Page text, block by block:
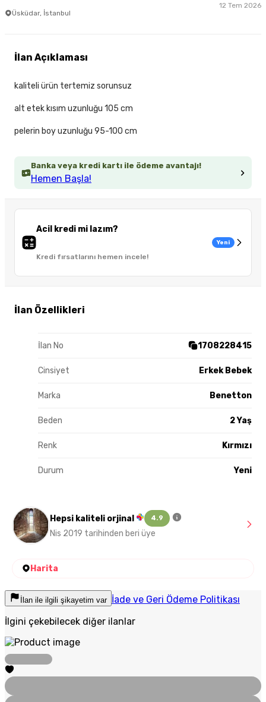
Üsküdar, İstanbul
12 Tem 2026
Banka veya kredi kartı ile ödeme avantajı!
Hemen Başla!
Acil kredi mi lazım?
Kredi fırsatlarını hemen incele!
Yeni
İlan Özellikleri
İlan No 1708228415
Cinsiyet Erkek Bebek
Marka Benetton
Beden 2 Yaş
Renk Kırmızı
Durum Yeni
İlan Açıklaması
kaliteli ürün tertemiz sorunsuz
alt etek kısım uzunluğu 105 cm
pelerin boy uzunluğu 95-100 cm
Hepsi kaliteli orjinal 4.9
Nis 2019 tarihinden beri üye
Harita
İlan ile ilgili şikayetim var İade ve Geri Ödeme Politikası
İlgini çekebilecek diğer ilanlar